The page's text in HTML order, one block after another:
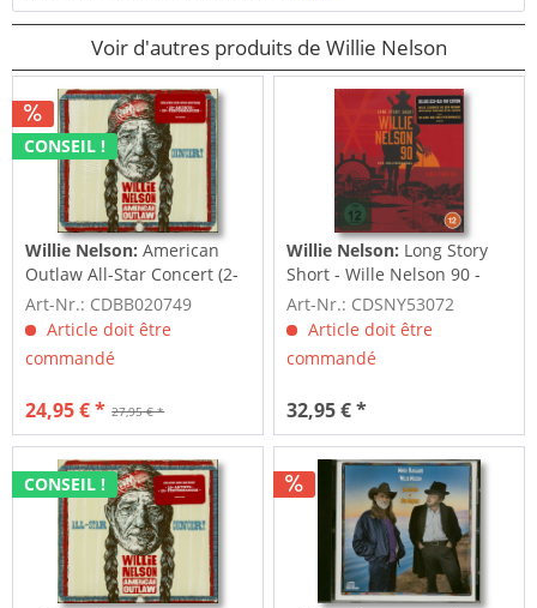
Voir d'autres produits de Willie Nelson
CONSEIL !
Willie Nelson:American
Outlaw All-Star Concert (2-
CD+DVD)
Art-Nr.: CDBB020749
Article doit être
commandé
27,95 € *
24,95 € *
Willie Nelson: Long Story
Short - Wille Nelson 90 -
Live At...
Art-Nr.: CDSNY53072
Article doit être
commandé
32,95 € *
CONSEIL !